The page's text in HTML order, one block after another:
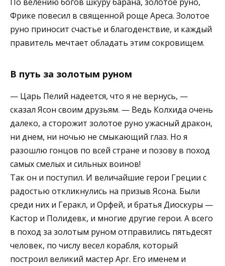
Фрике повесил в священной роще Ареса. Золотое
руно приносит счастье и благоденствие, и каждый
правитель мечтает обладать этим сокровищем.
В путь за золотым руном
— Царь Пелий надеется, что я не вернусь, —
сказал Ясон своим друзь­ям. — Ведь Колхида очень
далеко, а сторожит золотое руно ужасный дра­кон,
ни днем, ни ночью не смыкающий глаз. Но я
разошлю гонцов по всей стране и позову в поход
самых смелых и сильных воинов!
Так он и поступил. И величайшие герои Греции с
радостью откликну­лись на призыв Ясона. Были
среди них и Геракл, и Орфей, и братья Диос­куры —
Кастор и Полидевк, и многие другие герои. А всего
в поход за зо­лотым руном отправились пятьдесят
человек, по числу весел корабля, который
построил великий мастер Apr. Его именем и